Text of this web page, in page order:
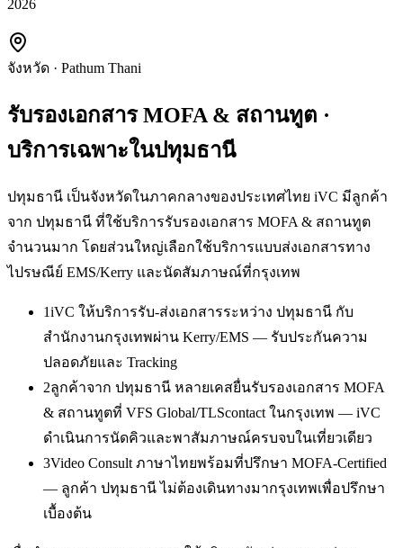
2026
จังหวัด · Pathum Thani
รับรองเอกสาร MOFA & สถานทูต ·
บริการเฉพาะในปทุมธานี
ปทุมธานี เป็นจังหวัดในภาคกลางของประเทศไทย iVC มีลูกค้า
จาก ปทุมธานี ที่ใช้บริการรับรองเอกสาร MOFA & สถานทูต
จำนวนมาก โดยส่วนใหญ่เลือกใช้บริการแบบส่งเอกสารทาง
ไปรษณีย์ EMS/Kerry และนัดสัมภาษณ์ที่กรุงเทพ
1iVC ให้บริการรับ-ส่งเอกสารระหว่าง ปทุมธานี กับ
สำนักงานกรุงเทพผ่าน Kerry/EMS — รับประกันความ
ปลอดภัยและ Tracking
2ลูกค้าจาก ปทุมธานี หลายเคสยื่นรับรองเอกสาร MOFA
& สถานทูตที่ VFS Global/TLScontact ในกรุงเทพ — iVC
ดำเนินการนัดคิวและพาสัมภาษณ์ครบจบในเที่ยวเดียว
3Video Consult ภาษาไทยพร้อมที่ปรึกษา MOFA-Certified
— ลูกค้า ปทุมธานี ไม่ต้องเดินทางมากรุงเทพเพื่อปรึกษา
เบื้องต้น